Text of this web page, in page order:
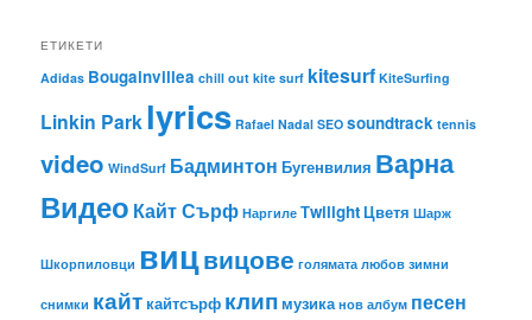
ЕТИКЕТИ
Adidas Bougainvillea chill out kite surf kitesurf KiteSurfing
Linkin Parklyrics Rafael Nadal SEO soundtrack tennis
video WindSurf Бадминтон Бугенвилия Варна
Видео Кайт Сърф Наргиле ТwilightЦветя Шарж
Шкорпиловци вицвицове голямата любов зимни
снимки кайт кайтсърф клип музика нов албум песен